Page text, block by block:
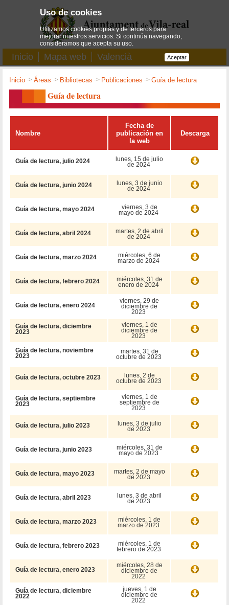
Inicio Mapa web Valencià
Inicio ->Áreas -> Bibliotecas -> Publicaciones ->Guía de lectura
Guía de lectura
Nombre
Fecha de
publicación en
la web
Descarga
Guía de lectura, julio 2024 lunes, 15 de julio
de 2024
Guía de lectura, junio 2024 lunes, 3 de junio
de 2024
Guía de lectura, mayo 2024 viernes, 3 de
mayo de 2024
Guía de lectura, abril 2024 martes, 2 de abril
de 2024
Guía de lectura, marzo 2024 miércoles, 6 de
marzo de 2024
Guía de lectura, febrero 2024 miércoles, 31 de
enero de 2024
Guía de lectura, enero 2024
viernes, 29 de
diciembre de
2023
Guía de lectura, diciembre
2023
viernes, 1 de
diciembre de
2023
Guía de lectura, noviembre
2023
martes, 31 de
octubre de 2023
Guía de lectura, octubre 2023 lunes, 2 de
octubre de 2023
Guía de lectura, septiembre
2023
viernes, 1 de
septiembre de
2023
Guía de lectura, julio 2023 lunes, 3 de julio
de 2023
Guía de lectura, junio 2023 miércoles, 31 de
mayo de 2023
Guía de lectura, mayo 2023 martes, 2 de mayo
de 2023
Guía de lectura, abril 2023 lunes, 3 de abril
de 2023
Guía de lectura, marzo 2023 miércoles, 1 de
marzo de 2023
Guía de lectura, febrero 2023 miércoles, 1 de
febrero de 2023
Guía de lectura, enero 2023
miércoles, 28 de
diciembre de
2022
Guía de lectura, diciembre
2022
jueves, 1 de
diciembre de
2022
Uso de cookies
Utilizamos cookies propias y de terceros para
mejorar nuestros servicios. Si continúa navegando,
consideramos que acepta su uso.
Aceptar